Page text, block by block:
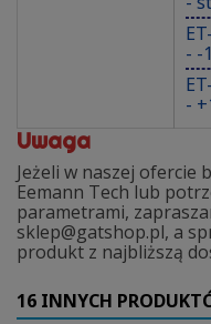
- -
-
Uwaga
Jeżeli w naszej
Eemann Tech lub
parametrami,
sklep@gatshop.pl, a
produkt z najbliższą
16 INNYCH